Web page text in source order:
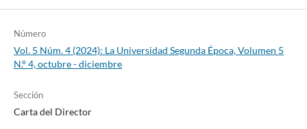
Número
Vol. 5 Núm. 4 (2024): La Universidad Segunda Época, Volumen 5
N.° 4, octubre - diciembre
Sección
Carta del Director